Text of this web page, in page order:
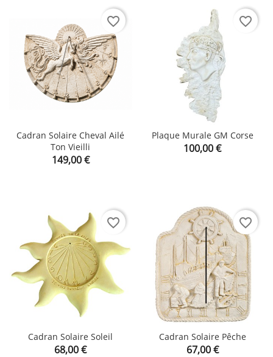
Cadran Solaire Cheval Ailé
Ton Vieilli
Prix
149,00 €
favorite_border
Plaque Murale GM Corse
Prix
100,00 €
favorite_border
Cadran Solaire Soleil
Prix
68,00 €
favorite_border
Cadran Solaire Pêche
Prix
67,00 €
favorite_border